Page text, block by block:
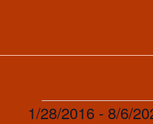
Veranstaltungen
1/28/2016 - 8/6/